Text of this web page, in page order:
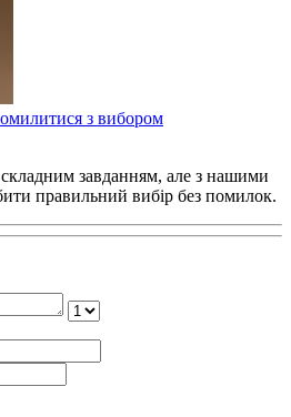
з вибором
завданням, але з нашими
правильний вибір без помилок.